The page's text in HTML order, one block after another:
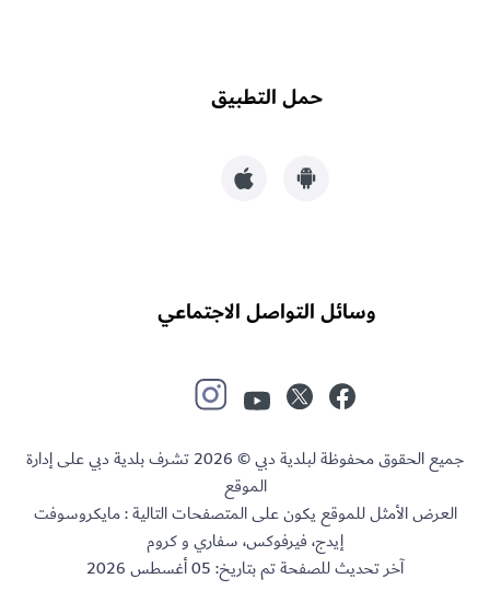
حمل التطبيق
وسائل التواصل الاجتماعي
جميع الحقوق محفوظة لبلدية دبي © 2026 تشرف بلدية دبي على إدارة
الموقع
العرض الأمثل للموقع يكون على المتصفحات التالية : مايكروسوفت
إيدج، فيرفوكس، سفاري و كروم
آخر تحديث للصفحة تم بتاريخ:05 أغسطس 2026